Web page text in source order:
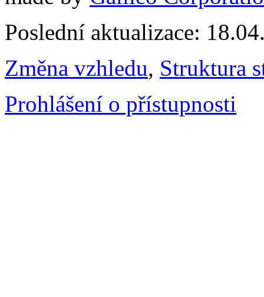
Poslední aktualizace:
Změna vzhledu, Struktura
Prohlášení o přístupnosti